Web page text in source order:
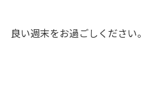
良い週末をお過ごしください。